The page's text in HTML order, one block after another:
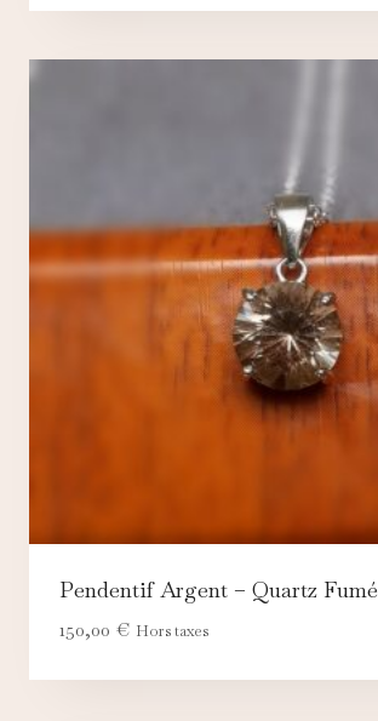
Pendentif Argent – Quartz Fumé
150,00 € Hors taxes